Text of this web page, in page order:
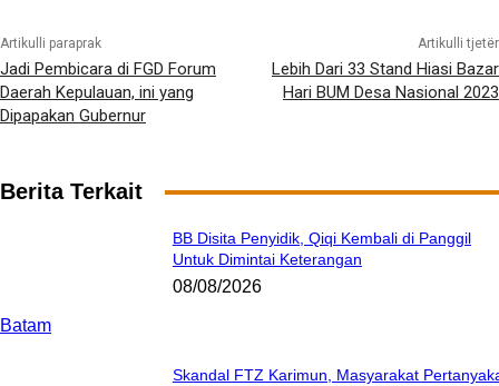
Artikulli paraprak
Jadi Pembicara di FGD Forum
Daerah Kepulauan, ini yang
Dipapakan Gubernur
Artikulli tjetër
Lebih Dari 33 Stand Hiasi Bazar
Hari BUM Desa Nasional 2023
Berita Terkait
Batam
BB Disita Penyidik, Qiqi Kembali di Panggil
Untuk Dimintai Keterangan
08/08/2026
Skandal FTZ Karimun, Masyarakat